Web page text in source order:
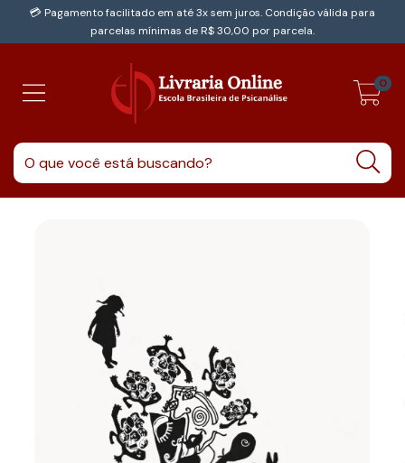
💳 Pagamento facilitado em até 3x sem juros. Condição válida para
parcelas mínimas de R$ 30,00 por parcela.
0